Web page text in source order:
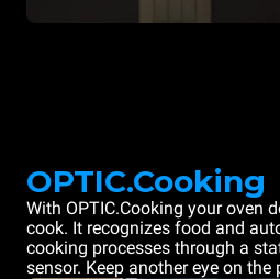
OPTIC.Cooking
With OPTIC.Cooking your oven
cook. It recognizes food and
cooking processes through a
sensor. Keep another eye on the